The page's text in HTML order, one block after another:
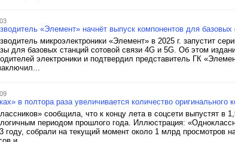
«Элемент» начнёт выпуск компонентов для базовых
микроэлектроники «Элемент» в 2025 г. запустит
для базовых станций сотовой связи 4G и 5G. Об этом
электроники и подтвердил представитель ГК
в полтора раза увеличивается количество оригинального
сообщила, что к концу лета в соцсети выпустят в
периодом прошлого года. Иллюстрация:
году, собрали на текущий момент около 1 млрд просмотров